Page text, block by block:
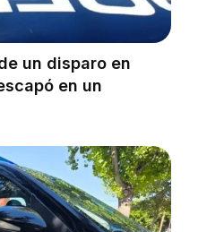
un disparo en
en un